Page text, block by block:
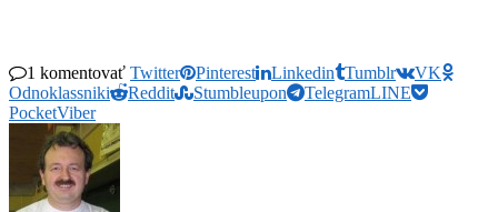
1 komentovať Twitter Pinterest Linkedin Tumblr
VK
Odnoklassniki
Reddit Stumbleupon TelegramLINE
PocketViber